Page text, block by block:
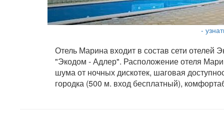
-
Отель Марина входит в состав сети отелей
"Экодом - Адлер". Расположение отеля
шума от ночных дискотек, шаговая
городка (500 м. вход бесплатный),